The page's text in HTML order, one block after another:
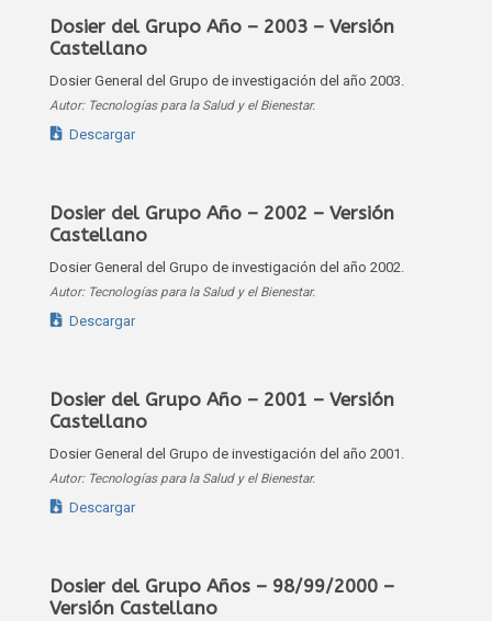
Dosier del Grupo Año – 2003 – Versión
Castellano
Dosier General del Grupo de investigación del año 2003.
Autor: Tecnologías para la Salud y el Bienestar.
Descargar
Dosier del Grupo Año – 2002 – Versión
Castellano
Dosier General del Grupo de investigación del año 2002.
Autor: Tecnologías para la Salud y el Bienestar.
Descargar
Dosier del Grupo Año – 2001 – Versión
Castellano
Dosier General del Grupo de investigación del año 2001.
Autor: Tecnologías para la Salud y el Bienestar.
Descargar
Dosier del Grupo Años – 98/99/2000 –
Versión Castellano